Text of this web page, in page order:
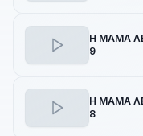
Η ΜΑΜΑ
9
Η ΜΑΜΑ
8